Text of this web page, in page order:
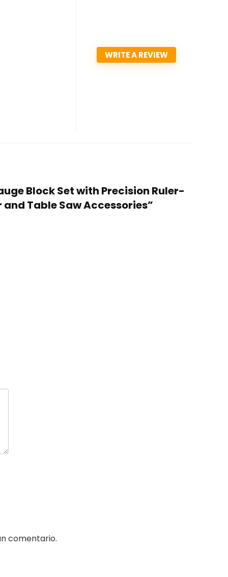
WRITE A REVIEW
Block Set with Precision Ruler-
Table Saw Accessories”
comentario.